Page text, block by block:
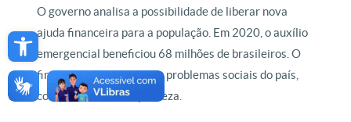
Open toolbar
O governo analisa a possibilidade de liberar nova
ajuda financeira para a população. Em 2020, o auxílio
emergencial beneficiou 68 milhões de brasileiros. O
fim da renda extra expôs problemas sociais do país,
como o aumento da pobreza.